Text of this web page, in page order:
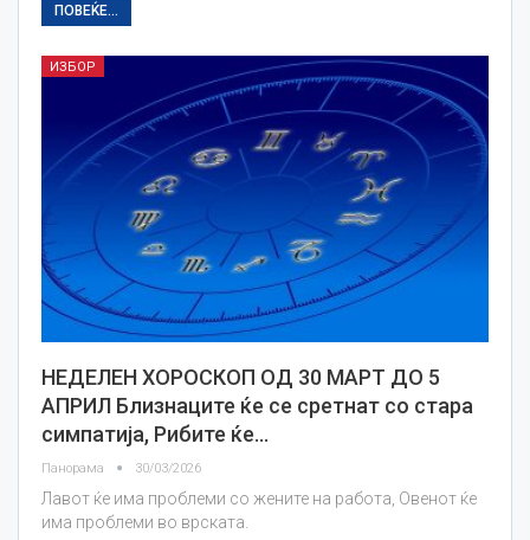
ПОВЕЌЕ...
ИЗБОР
НЕДЕЛЕН ХОРОСКОП ОД 30 МАРТ ДО 5
АПРИЛ Близнаците ќе се сретнат со стара
симпатија, Рибите ќе…
Панорама 30/03/2026
Лавот ќе има проблеми со жените на работа, Овенот ќе
има проблеми во врската.